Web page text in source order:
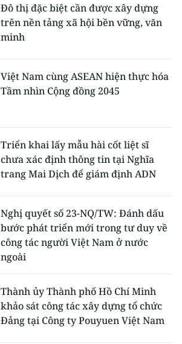
Đô thị đặc biệt cần được xây dựng
trên nền tảng xã hội bền vững, văn
minh
Việt Nam cùng ASEAN hiện thực hóa
Tầm nhìn Cộng đồng 2045
Triển khai lấy mẫu hài cốt liệt sĩ
chưa xác định thông tin tại Nghĩa
trang Mai Dịch để giám định ADN
Nghị quyết số 23-NQ/TW: Đánh dấu
bước phát triển mới trong tư duy về
công tác người Việt Nam ở nước
ngoài
Thành ủy Thành phố Hồ Chí Minh
khảo sát công tác xây dựng tổ chức
Đảng tại Công ty Pouyuen Việt Nam